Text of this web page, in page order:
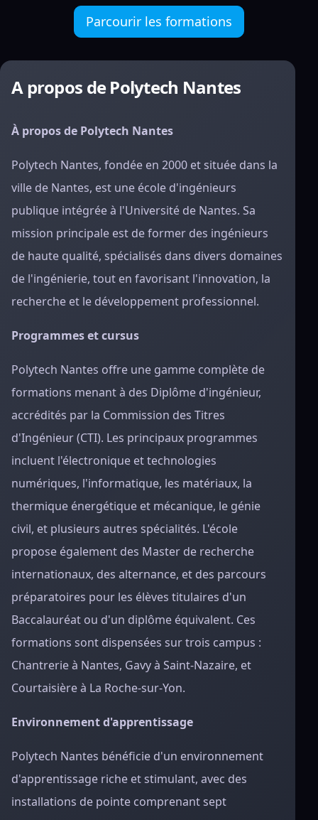
Parcourir les formations
A propos de Polytech Nantes
À propos de Polytech Nantes
Polytech Nantes, fondée en 2000 et située dans la
ville de Nantes, est une école d'ingénieurs
publique intégrée à l'Université de Nantes. Sa
mission principale est de former des ingénieurs
de haute qualité, spécialisés dans divers domaines
de l'ingénierie, tout en favorisant l'innovation, la
recherche et le développement professionnel.
Programmes et cursus
Polytech Nantes offre une gamme complète de
formations menant à des Diplôme d'ingénieur,
accrédités par la Commission des Titres
d'Ingénieur (CTI). Les principaux programmes
incluent l'électronique et technologies
numériques, l'informatique, les matériaux, la
thermique énergétique et mécanique, le génie
civil, et plusieurs autres spécialités. L'école
propose également des Master de recherche
internationaux, des alternance, et des parcours
préparatoires pour les élèves titulaires d'un
Baccalauréat ou d'un diplôme équivalent. Ces
formations sont dispensées sur trois campus :
Chantrerie à Nantes, Gavy à Saint-Nazaire, et
Courtaisière à La Roche-sur-Yon.
Environnement d'apprentissage
Polytech Nantes bénéficie d'un environnement
d'apprentissage riche et stimulant, avec des
installations de pointe comprenant sept